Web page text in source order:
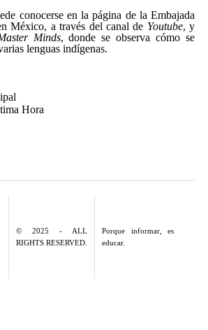
conocerse en la página de la Embajada
México, a través del canal de Youtube, y
Minds, donde se observa cómo se
lenguas indígenas.
Hora
© 2025 - ALL
RIGHTS RESERVED.
Porque informar, es
educar.